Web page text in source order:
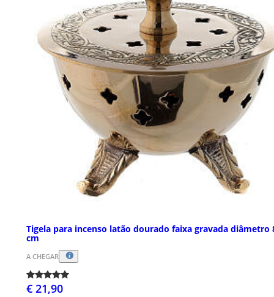
Tigela para incenso latão dourado faixa gravada diâmetro
cm
A CHEGAR
€ 21,90